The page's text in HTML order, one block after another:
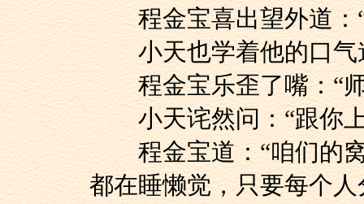
程金宝喜出望外道：“
小天也学着他的口气
程金宝乐歪了嘴：“师
小天诧然问：“跟你上
程金宝道：“咱们的窝
都在睡懒觉，只要每个